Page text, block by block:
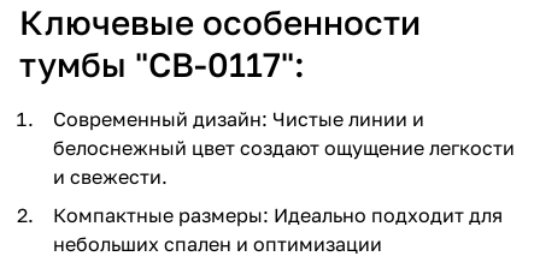
Ключевые особенности
тумбы "CB-0117":
Современный дизайн: Чистые линии и
белоснежный цвет создают ощущение легкости
и свежести.
Компактные размеры: Идеально подходит для
небольших спален и оптимизации